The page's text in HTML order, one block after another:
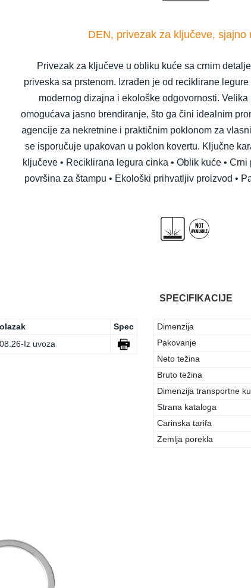
DEN, privezak za ključeve, sjajno
Privezak za ključeve u obliku kuće sa crnim
priveska sa prstenom. Izrađen je od reciklirane
modernog dizajna i ekološke odgovornosti. Velika
omogućava jasno brendiranje, što ga čini idealnim
agencije za nekretnine i praktičnim poklonom za
se isporučuje upakovan u poklon kovertu. Ključne
ključeve • Reciklirana legura cinka • Oblik kuće •
površina za štampu • Ekološki prihvatljiv proizvod •
Spec
Iz uvoza
SPECIFIKACIJE
Dimenzija
Pakovanje
Neto težina
Bruto težina
Dimenzija transportne
Strana kataloga
Carinska tarifa
Zemlja porekla